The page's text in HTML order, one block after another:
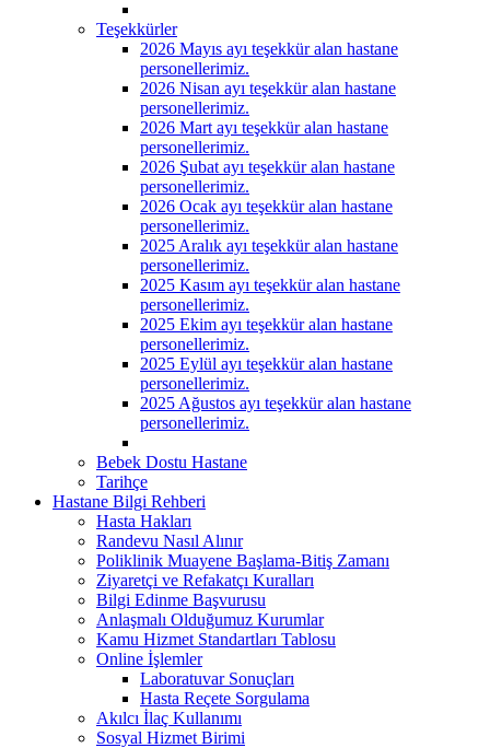
Teşekkürler
2026 Mayıs ayı teşekkür alan hastane
personellerimiz.
2026 Nisan ayı teşekkür alan hastane
personellerimiz.
2026 Mart ayı teşekkür alan hastane
personellerimiz.
2026 Şubat ayı teşekkür alan hastane
personellerimiz.
2026 Ocak ayı teşekkür alan hastane
personellerimiz.
2025 Aralık ayı teşekkür alan hastane
personellerimiz.
2025 Kasım ayı teşekkür alan hastane
personellerimiz.
2025 Ekim ayı teşekkür alan hastane
personellerimiz.
2025 Eylül ayı teşekkür alan hastane
personellerimiz.
2025 Ağustos ayı teşekkür alan hastane
personellerimiz.
Bebek Dostu Hastane
Tarihçe
Hastane Bilgi Rehberi
Hasta Hakları
Randevu Nasıl Alınır
Poliklinik Muayene Başlama-Bitiş Zamanı
Ziyaretçi ve Refakatçı Kuralları
Bilgi Edinme Başvurusu
Anlaşmalı Olduğumuz Kurumlar
Kamu Hizmet Standartları Tablosu
Online İşlemler
Laboratuvar Sonuçları
Hasta Reçete Sorgulama
Akılcı İlaç Kullanımı
Sosyal Hizmet Birimi